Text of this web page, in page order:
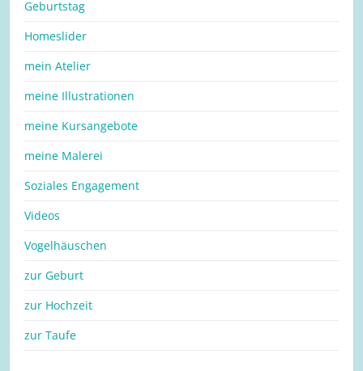
Geburtstag
Homeslider
mein Atelier
meine Illustrationen
meine Kursangebote
meine Malerei
Soziales Engagement
Videos
Vogelhäuschen
zur Geburt
zur Hochzeit
zur Taufe